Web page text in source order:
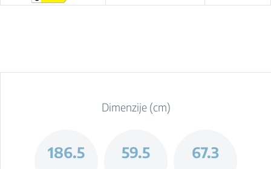
Dimenzije (cm)
186.5 59.5 67.3